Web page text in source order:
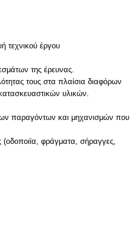
τεχνικού έργου
της έρευνας.
τους στα πλαίσια διαφόρων
υλικών.
παραγόντων και μηχανισμών που
(οδοποιϊα, φράγματα, σήραγγες,